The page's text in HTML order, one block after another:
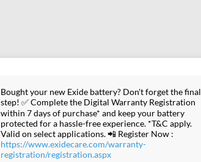
Bought your new Exide battery? Don't forget the final
step! ✅ Complete the Digital Warranty Registration
within 7 days of purchase* and keep your battery
protected for a hassle-free experience. *T&C apply.
Valid on select applications. 📲 Register Now :
https://www.exidecare.com/warranty-
registration/registration.aspx